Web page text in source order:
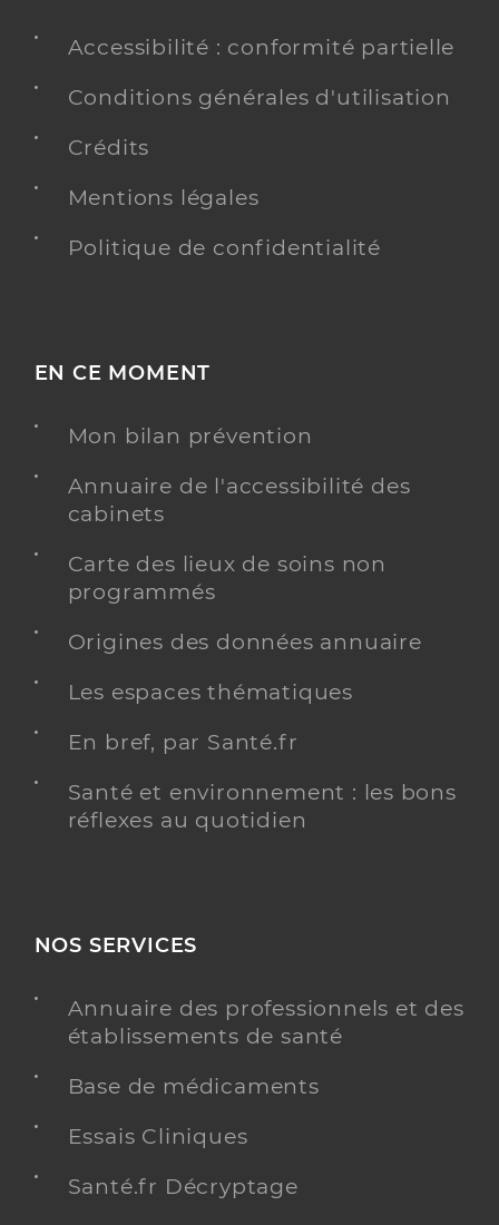
Accessibilité : conformité partielle
Conditions générales d'utilisation
Crédits
Mentions légales
Politique de confidentialité
EN CE MOMENT
Mon bilan prévention
Annuaire de l'accessibilité des
cabinets
Carte des lieux de soins non
programmés
Origines des données annuaire
Les espaces thématiques
En bref, par Santé.fr
Santé et environnement : les bons
réflexes au quotidien
NOS SERVICES
Annuaire des professionnels et des
établissements de santé
Base de médicaments
Essais Cliniques
Santé.fr Décryptage